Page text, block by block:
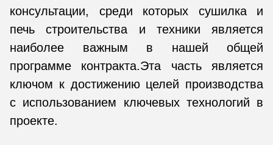
консультации, среди которых сушилка и
печь строительства и техники является
наиболее важным в нашей общей
программе контракта.Эта часть является
ключом к достижению целей производства
с использованием ключевых технологий в
проекте.